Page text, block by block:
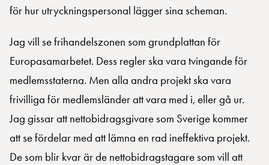
för hur utryckningspersonal lägger sina scheman.
Jag vill se frihandelszonen som grundplattan för
Europasamarbetet. Dess regler ska vara tvingande för
medlemsstaterna. Men alla andra projekt ska vara
frivilliga för medlemsländer att vara med i, eller gå ur.
Jag gissar att nettobidragsgivare som Sverige kommer
att se fördelar med att lämna en rad ineffektiva projekt.
De som blir kvar är de nettobidragstagare som vill att